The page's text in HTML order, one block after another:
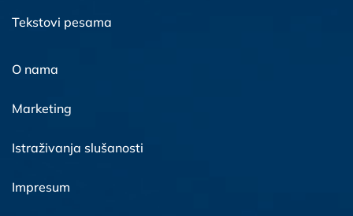
Tekstovi pesama
O nama
Marketing
Istraživanja slušanosti
Impresum